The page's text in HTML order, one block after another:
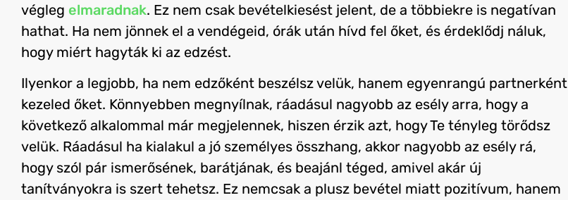
végleg elmaradnak. Ez nem csak bevételkiesést jelent, de a többiekre is negatívan
hathat. Ha nem jönnek el a vendégeid, órák után hívd fel őket, és érdeklődj náluk,
hogy miért hagyták ki az edzést.
Ilyenkor a legjobb, ha nem edzőként beszélsz velük, hanem egyenrangú partnerként
kezeled őket. Könnyebben megnyílnak, ráadásul nagyobb az esély arra, hogy a
következő alkalommal már megjelennek, hiszen érzik azt, hogy Te tényleg törődsz
velük. Ráadásul ha kialakul a jó személyes összhang, akkor nagyobb az esély rá,
hogy szól pár ismerősének, barátjának, és beajánl téged, amivel akár új
tanítványokra is szert tehetsz. Ez nemcsak a plusz bevétel miatt pozitívum, hanem